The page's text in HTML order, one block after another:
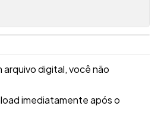
digital, você não
imediatamente após o